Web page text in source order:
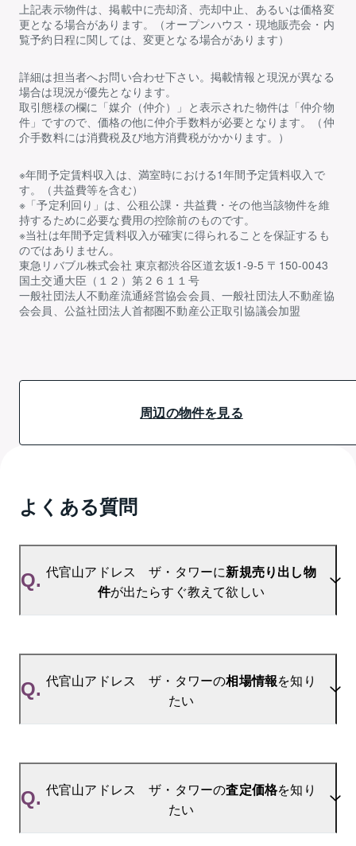
上記表示物件は、掲載中に売却済、売却中止、あるいは価格変
更となる場合があります。（オープンハウス・現地販売会・内
覧予約日程に関しては、変更となる場合があります）
詳細は担当者へお問い合わせ下さい。掲載情報と現況が異なる
場合は現況が優先となります。
取引態様の欄に「媒介（仲介）」と表示された物件は「仲介物
件」ですので、価格の他に仲介手数料が必要となります。（仲
介手数料には消費税及び地方消費税がかかります。）
※年間予定賃料収入は、満室時における1年間予定賃料収入で
す。（共益費等を含む）
※「予定利回り」は、公租公課・共益費・その他当該物件を維
持するために必要な費用の控除前のものです。
※当社は年間予定賃料収入が確実に得られることを保証するも
のではありません。
東急リバブル株式会社 東京都渋谷区道玄坂1-9-5 〒150-0043
国土交通大臣（１２）第２６１１号
一般社団法人不動産流通経営協会会員、一般社団法人不動産協
会会員、公益社団法人首都圏不動産公正取引協議会加盟
周辺の物件を見る
よくある質問
Q. 代官山アドレス ザ・タワーに新規売り出し物
件が出たらすぐ教えて欲しい
A.当サイトには、「売り出されたら教えて」リクエス
ト機能がございます。お気に入りのマンションをご
登録いただきますと、新着情報をいち早くお届けし
Q. 代官山アドレス ザ・タワーの相場情報を知り
たい
A.参考相場価格、参考相場賃料を掲載しております。
代官山アドレス ザ・タワーの過去の販売事例や、
周辺の販売実績からAIが算出した数値です。ご希望
Q. 代官山アドレス ザ・タワーの査定価格を知り
たい